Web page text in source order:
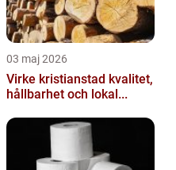
03 maj 2026
Virke kristianstad kvalitet,
hållbarhet och lokal...